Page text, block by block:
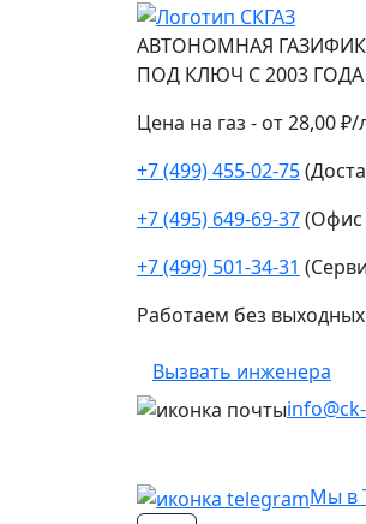
АВТОНОМНАЯ
ПОД КЛЮЧ С 2003 ГОДА
Цена на газ - от 28,00 ₽/
+7 (499) 455-02-75
+7 (495) 649-69-37(Офис
+7 (499) 501-34-31
Работаем без выходных
Вызвать инженера
Мы в